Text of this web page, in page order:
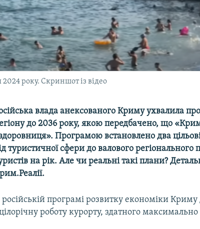
року. Скриншот із відео
влада анексованого Криму ухвалила
до 2036 року, якою передбачено, що «Крим
Програмою встановлено два
туристичної сфери до валового регіонального
на рік. Але чи реальні такі плани?
програмі розвитку економіки
роботу курорту, здатного